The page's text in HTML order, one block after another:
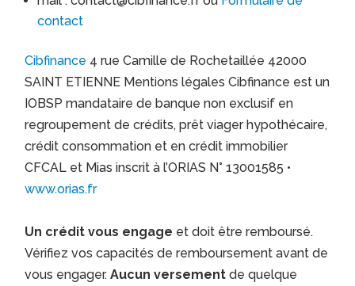
contact
Cibfinance 4 rue Camille de Rochetaillée 42000
SAINT ETIENNE Mentions légales Cibfinance est un
IOBSP mandataire de banque non exclusif en
regroupement de crédits, prêt viager hypothécaire,
crédit consommation et en crédit immobilier
CFCAL et Mias inscrit à l’ORIAS N° 13001585 •
www.orias.fr
Un crédit vous engage et doit être remboursé.
Vérifiez vos capacités de remboursement avant de
vous engager.Aucun versement de quelque